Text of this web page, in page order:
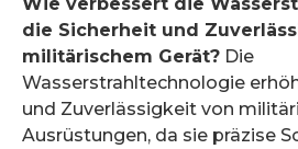
die Sicherheit und
militärischem Gerät? Die
Wasserstrahltechnologie
und Zuverlässigkeit von
Ausrüstungen, da sie präzise